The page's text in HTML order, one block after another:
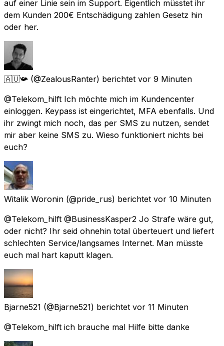
auf einer Linie sein im Support. Eigentlich müsstet ihr
dem Kunden 200€ Entschädigung zahlen Gesetz hin
oder her.
🇦🇺📯 (@ZealousRanter) berichtet vor 9 Minuten
@Telekom_hilft Ich möchte mich im Kundencenter
einloggen. Keypass ist eingerichtet, MFA ebenfalls. Und
ihr zwingt mich noch, das per SMS zu nutzen, sendet
mir aber keine SMS zu. Wieso funktioniert nichts bei
euch?
Witalik Woronin (@pride_rus) berichtet vor 10 Minuten
@Telekom_hilft @BusinessKasper2 Jo Strafe wäre gut,
oder nicht? Ihr seid ohnehin total überteuert und liefert
schlechten Service/langsames Internet. Man müsste
euch mal hart kaputt klagen.
Bjarne521 (@Bjarne521) berichtet vor 11 Minuten
@Telekom_hilft ich brauche mal Hilfe bitte danke